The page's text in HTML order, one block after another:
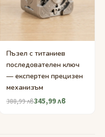
Пъзел с титаниев
последователен ключ
— експертен прецизен
механизъм
388,99 лв345,99 лв